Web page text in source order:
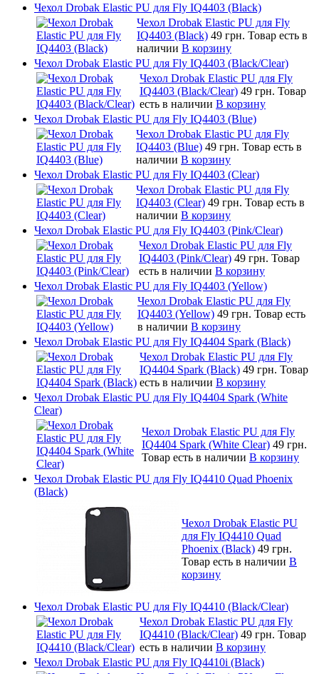
Чехол Drobak Elastic PU для Fly IQ4403 (Black)
Чехол Drobak Elastic PU для Fly
IQ4403 (Black) 49 грн. Товар есть в
наличии В корзину
Чехол Drobak Elastic PU для Fly IQ4403 (Black/Clear)
Чехол Drobak Elastic PU для Fly
IQ4403 (Black/Clear) 49 грн. Товар
есть в наличии В корзину
Чехол Drobak Elastic PU для Fly IQ4403 (Blue)
Чехол Drobak Elastic PU для Fly
IQ4403 (Blue) 49 грн. Товар есть в
наличии В корзину
Чехол Drobak Elastic PU для Fly IQ4403 (Clear)
Чехол Drobak Elastic PU для Fly
IQ4403 (Clear) 49 грн. Товар есть в
наличии В корзину
Чехол Drobak Elastic PU для Fly IQ4403 (Pink/Clear)
Чехол Drobak Elastic PU для Fly
IQ4403 (Pink/Clear) 49 грн. Товар
есть в наличии В корзину
Чехол Drobak Elastic PU для Fly IQ4403 (Yellow)
Чехол Drobak Elastic PU для Fly
IQ4403 (Yellow) 49 грн. Товар есть
в наличии В корзину
Чехол Drobak Elastic PU для Fly IQ4404 Spark (Black)
Чехол Drobak Elastic PU для Fly
IQ4404 Spark (Black) 49 грн. Товар
есть в наличии В корзину
Чехол Drobak Elastic PU для Fly IQ4404 Spark (White
Clear)
Чехол Drobak Elastic PU для Fly
IQ4404 Spark (White Clear) 49 грн.
Товар есть в наличии В корзину
Чехол Drobak Elastic PU для Fly IQ4410 Quad Phoenix
(Black)
Чехол Drobak Elastic PU
для Fly IQ4410 Quad
Phoenix (Black) 49 грн.
Товар есть в наличии В
корзину
Чехол Drobak Elastic PU для Fly IQ4410 (Black/Clear)
Чехол Drobak Elastic PU для Fly
IQ4410 (Black/Clear) 49 грн. Товар
есть в наличии В корзину
Чехол Drobak Elastic PU для Fly IQ4410i (Black)